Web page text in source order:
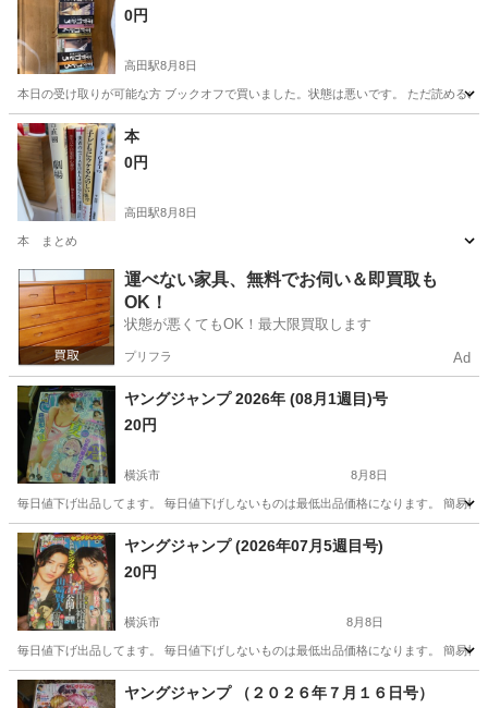
0円
高田駅8月8日
本日の受け取りが可能な方 ブックオフで買いました。状態は悪いです。 ただ読めるの
神奈川 横浜市 本
0円
高田駅8月8日
本 まとめ
神奈川 横浜市 高田駅 参考書
運べない家具、無料でお伺い＆即買取も
OK！
状態が悪くてもOK！最大限買取します
プリフラ Ad
ヤングジャンプ 2026年 (08月1週目)号
20円
横浜市 8月8日
毎日値下げ出品してます。 毎日値下げしないものは最低出品価格になります。 簡易
神奈川 横浜市 マンガ、コミック、アニメ 状態
ヤングジャンプ (2026年07月5週目号)
20円
横浜市 8月8日
毎日値下げ出品してます。 毎日値下げしないものは最低出品価格になります。 簡易
神奈川 横浜市 マンガ、コミック、アニメ 状態
ヤングジャンプ （２０２６年７月１６日号）